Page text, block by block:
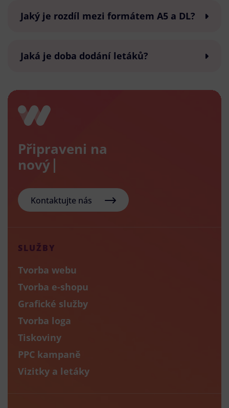
Jaký je rozdíl mezi formátem A5 a DL?
Jaká je doba dodání letáků?
Připraveni na
nový e-sho
Kontaktujte nás
SLUŽBY
Tvorba webu
Tvorba e-shopu
Grafické služby
Tvorba loga
Tiskoviny
PPC kampaně
Vizitky a letáky